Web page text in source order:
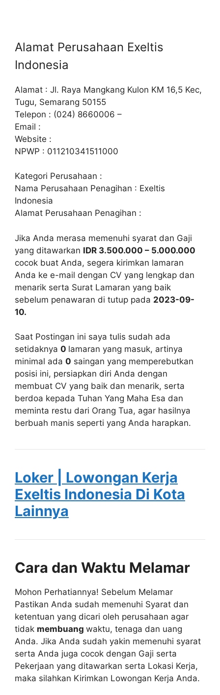
Alamat Perusahaan Exeltis
Indonesia
Alamat : Jl. Raya Mangkang Kulon KM 16,5 Kec,
Tugu, Semarang 50155
Telepon : (024) 8660006 –
Email :
Website :
NPWP : 011210341511000
Kategori Perusahaan :
Nama Perusahaan Penagihan : Exeltis
Indonesia
Alamat Perusahaan Penagihan :
Jika Anda merasa memenuhi syarat dan Gaji
yang ditawarkan IDR 3.500.000 – 5.000.000
cocok buat Anda, segera kirimkan lamaran
Anda ke e-mail dengan CV yang lengkap dan
menarik serta Surat Lamaran yang baik
sebelum penawaran di tutup pada 2023-09-
10.
Saat Postingan ini saya tulis sudah ada
setidaknya 0 lamaran yang masuk, artinya
minimal ada 0 saingan yang memperebutkan
posisi ini, persiapkan diri Anda dengan
membuat CV yang baik dan menarik, serta
berdoa kepada Tuhan Yang Maha Esa dan
meminta restu dari Orang Tua, agar hasilnya
berbuah manis seperti yang Anda harapkan.
Loker | Lowongan Kerja
Exeltis Indonesia Di Kota
Lainnya
Cara dan Waktu Melamar
Mohon Perhatiannya! Sebelum Melamar
Pastikan Anda sudah memenuhi Syarat dan
ketentuan yang dicari oleh perusahaan agar
tidak membuang waktu, tenaga dan uang
Anda. Jika Anda sudah yakin memenuhi syarat
serta Anda juga cocok dengan Gaji serta
Pekerjaan yang ditawarkan serta Lokasi Kerja,
maka silahkan Kirimkan Lowongan Kerja Anda.